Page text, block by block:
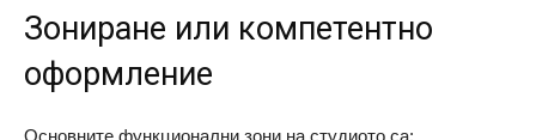
Зониране или компетентно
оформление
Основните функционални зони на студиото са: